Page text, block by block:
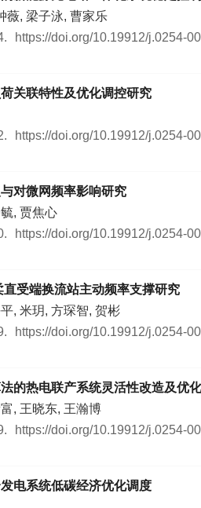
薇, 梁子泳, 曹家乐
https://doi.org/10.19912/j.0254-
关联特性及优化调控研究
https://doi.org/10.19912/j.0254-
对微网频率影响研究
, 贾焦心
https://doi.org/10.19912/j.0254-
受端换流站主动频率支撑研究
, 米玥, 方琛智, 贺彬
https://doi.org/10.19912/j.0254-
的热电联产系统灵活性改造及优
, 王晓东, 王瀚博
https://doi.org/10.19912/j.0254-
电系统低碳经济优化调度